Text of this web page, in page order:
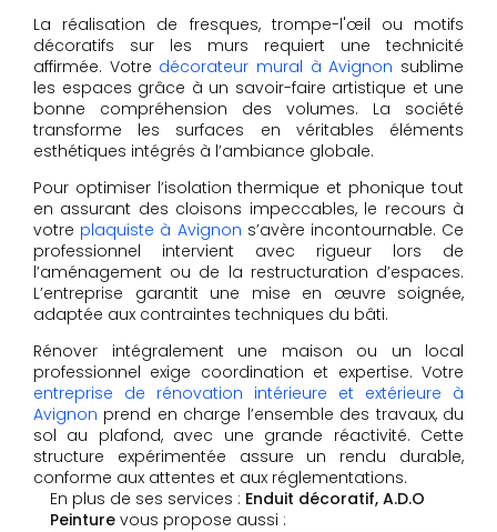
La réalisation de fresques, trompe-l'œil ou motifs
décoratifs sur les murs requiert une technicité
affirmée. Votre décorateur mural à Avignon sublime
les espaces grâce à un savoir-faire artistique et une
bonne compréhension des volumes. La société
transforme les surfaces en véritables éléments
esthétiques intégrés à l’ambiance globale.
Pour optimiser l’isolation thermique et phonique tout
en assurant des cloisons impeccables, le recours à
votre plaquiste à Avignon s’avère incontournable. Ce
professionnel intervient avec rigueur lors de
l’aménagement ou de la restructuration d’espaces.
L’entreprise garantit une mise en œuvre soignée,
adaptée aux contraintes techniques du bâti.
Rénover intégralement une maison ou un local
professionnel exige coordination et expertise. Votre
entreprise de rénovation intérieure et extérieure à
Avignon prend en charge l’ensemble des travaux, du
sol au plafond, avec une grande réactivité. Cette
structure expérimentée assure un rendu durable,
conforme aux attentes et aux réglementations.
En plus de ses services : Enduit décoratif, A.D.O
Peinture vous propose aussi :